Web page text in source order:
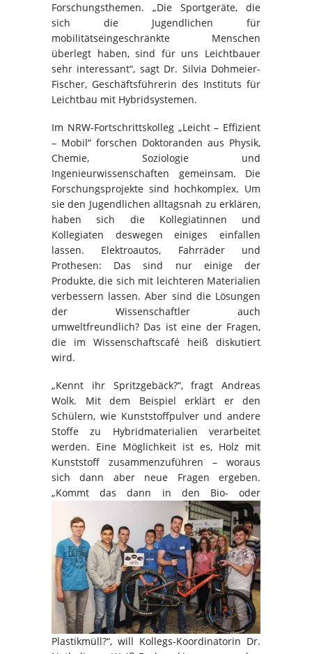
Forschungsthemen. „Die Sportgeräte, die
sich die Jugendlichen für
mobilitätseingeschränkte Menschen
überlegt haben, sind für uns Leichtbauer
sehr interessant“, sagt Dr. Silvia Dohmeier-
Fischer, Geschäftsführerin des Instituts für
Leichtbau mit Hybridsystemen.
Im NRW-Fortschrittskolleg „Leicht – Effizient
– Mobil“ forschen Doktoranden aus Physik,
Chemie, Soziologie und
Ingenieurwissenschaften gemeinsam. Die
Forschungsprojekte sind hochkomplex. Um
sie den Jugendlichen alltagsnah zu erklären,
haben sich die Kollegiatinnen und
Kollegiaten deswegen einiges einfallen
lassen. Elektroautos, Fahrräder und
Prothesen: Das sind nur einige der
Produkte, die sich mit leichteren Materialien
verbessern lassen. Aber sind die Lösungen
der Wissenschaftler auch
umweltfreundlich? Das ist eine der Fragen,
die im Wissenschaftscafé heiß diskutiert
wird.
„Kennt ihr Spritzgebäck?“, fragt Andreas
Wolk. Mit dem Beispiel erklärt er den
Schülern, wie Kunststoffpulver und andere
Stoffe zu Hybridmaterialien verarbeitet
werden. Eine Möglichkeit ist es, Holz mit
Kunststoff zusammenzuführen – woraus
sich dann aber neue Fragen ergeben.
„Kommt das dann in den Bio- oder
Plastikmüll?“, will Kollegs-Koordinatorin Dr.